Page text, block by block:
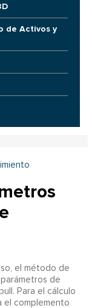
de Activos y
el método de
parámetros de
Para el cálculo
el complemento